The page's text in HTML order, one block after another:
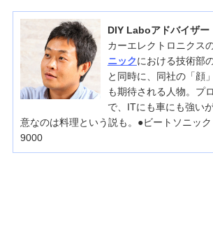
DIY Laboアドバイザー
カーエレクトロニクスの
ニックにおける技術部
と同時に、同社の「顔
も期待される人物。プ
で、ITにも車にも強い
意なのは料理という説も。●ビートソニッ
9000